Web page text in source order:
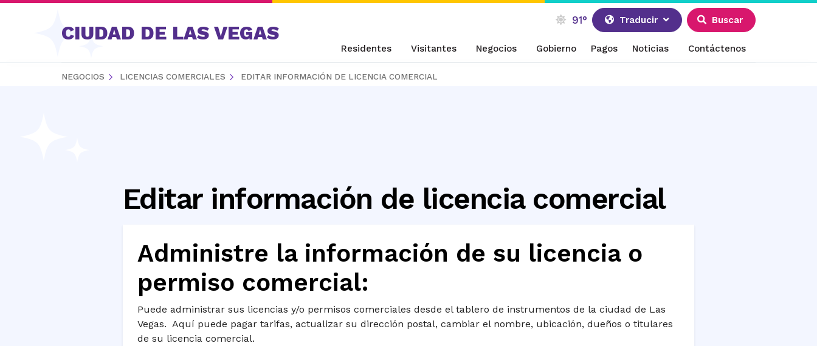
Saltar al contenido
CIUDAD DE LAS VEGAS
91° Traducir Buscar
Residentes Visitantes Negocios Gobierno Pagos Noticias Contáctenos
NEGOCIOS LICENCIAS COMERCIALES EDITAR INFORMACIÓN DE LICENCIA COMERCIAL
Editar información de licencia comercial
Administre la información de su licencia o
permiso comercial:
Puede administrar sus licencias y/o permisos comerciales desde el tablero de instrumentos de la ciudad de Las
Vegas. Aquí puede pagar tarifas, actualizar su dirección postal, cambiar el nombre, ubicación, dueños o titulares
de su licencia comercial.